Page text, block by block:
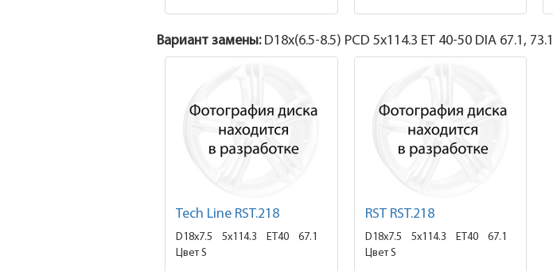
Вариант замены: D18x(6.5-8.5) PCD 5x114.3 ET 40-50 DIA 67.1, 73.1
Tech Line RST.218
D18x7.5 5x114.3 ET40
67.1
Цвет S
RST RST.218
D18x7.5 5x114.3 ET40
67.1
Цвет S